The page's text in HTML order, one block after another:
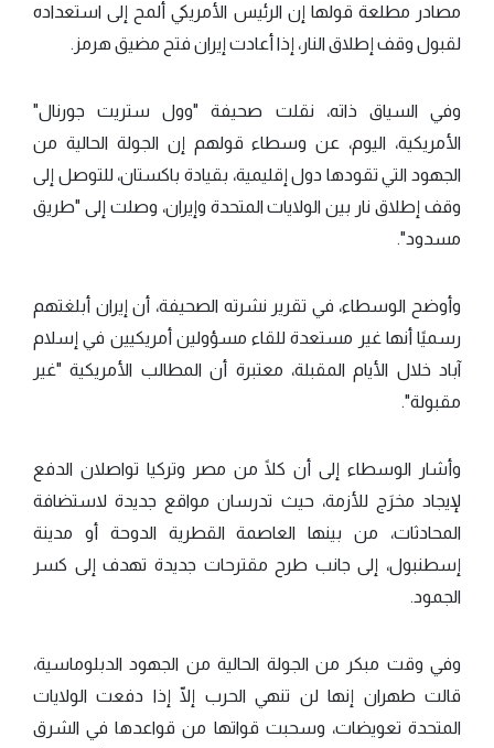
مصادر مطلعة قولها إن الرئيس الأمريكي ألمح إلى استعداده
لقبول وقف إطلاق النار، إذا أعادت إيران فتح مضيق هرمز.
وفي السياق ذاته، نقلت صحيفة "وول ستريت جورنال"
الأمريكية، اليوم، عن وسطاء قولهم إن الجولة الحالية من
الجهود التي تقودها دول إقليمية، بقيادة باكستان، للتوصل إلى
وقف إطلاق نار بين الولايات المتحدة وإيران، وصلت إلى "طريق
مسدود".
وأوضح الوسطاء، في تقرير نشرته الصحيفة، أن إيران أبلغتهم
رسميًا أنها غير مستعدة للقاء مسؤولين أمريكيين في إسلام
آباد خلال الأيام المقبلة، معتبرة أن المطالب الأمريكية "غير
مقبولة".
وأشار الوسطاء إلى أن كلًا من مصر وتركيا تواصلان الدفع
لإيجاد مخرَج للأزمة، حيث تدرسان مواقع جديدة لاستضافة
المحادثات، من بينها العاصمة القطرية الدوحة أو مدينة
إسطنبول، إلى جانب طرح مقترحات جديدة تهدف إلى كسر
الجمود.
وفي وقت مبكر من الجولة الحالية من الجهود الدبلوماسية،
قالت طهران إنها لن تنهي الحرب إلّا إذا دفعت الولايات
المتحدة تعويضات، وسحبت قواتها من قواعدها في الشرق